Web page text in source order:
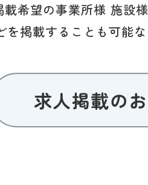
希望の事業所様 施設
を掲載することも可能
求人掲載の